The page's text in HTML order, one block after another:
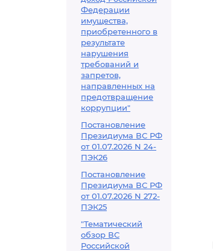
Федерации
имущества,
приобретенного в
результате
нарушения
требований и
запретов,
направленных на
предотвращение
коррупции"
Постановление
Президиума ВС РФ
от 01.07.2026 N 24-
ПЭК26
Постановление
Президиума ВС РФ
от 01.07.2026 N 272-
ПЭК25
"Тематический
обзор ВС
Российской